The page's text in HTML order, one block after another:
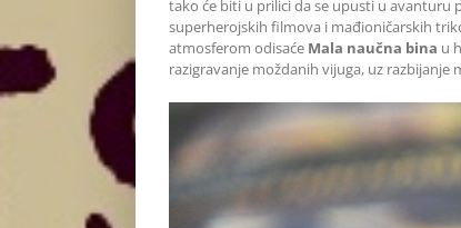
tako će biti u prilici da se upusti u avanturu
superherojskih filmova i mađioničarskih
atmosferom odisaće Mala naučna bina u
razigravanje moždanih vijuga, uz